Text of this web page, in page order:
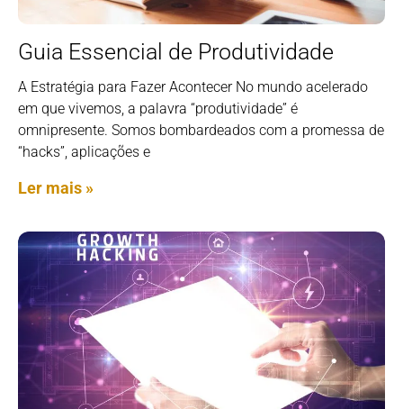
Guia Essencial de Produtividade
A Estratégia para Fazer Acontecer No mundo acelerado
em que vivemos, a palavra “produtividade” é
omnipresente. Somos bombardeados com a promessa de
“hacks”, aplicações e
Ler mais »